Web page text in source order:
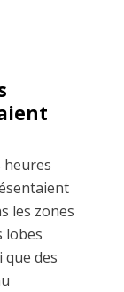
heures
les zones
lobes
des